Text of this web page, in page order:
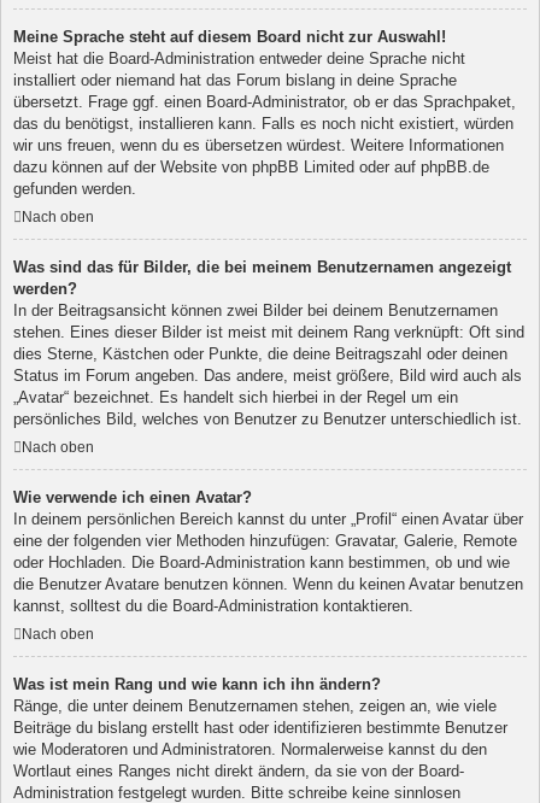
Meine Sprache steht auf diesem Board nicht zur Auswahl!
Meist hat die Board-Administration entweder deine Sprache nicht
installiert oder niemand hat das Forum bislang in deine Sprache
übersetzt. Frage ggf. einen Board-Administrator, ob er das Sprachpaket,
das du benötigst, installieren kann. Falls es noch nicht existiert, würden
wir uns freuen, wenn du es übersetzen würdest. Weitere Informationen
dazu können auf der Website von phpBB Limited oder auf phpBB.de
gefunden werden.
Nach oben
Was sind das für Bilder, die bei meinem Benutzernamen angezeigt
werden?
In der Beitragsansicht können zwei Bilder bei deinem Benutzernamen
stehen. Eines dieser Bilder ist meist mit deinem Rang verknüpft: Oft sind
dies Sterne, Kästchen oder Punkte, die deine Beitragszahl oder deinen
Status im Forum angeben. Das andere, meist größere, Bild wird auch als
„Avatar“ bezeichnet. Es handelt sich hierbei in der Regel um ein
persönliches Bild, welches von Benutzer zu Benutzer unterschiedlich ist.
Nach oben
Wie verwende ich einen Avatar?
In deinem persönlichen Bereich kannst du unter „Profil“ einen Avatar über
eine der folgenden vier Methoden hinzufügen: Gravatar, Galerie, Remote
oder Hochladen. Die Board-Administration kann bestimmen, ob und wie
die Benutzer Avatare benutzen können. Wenn du keinen Avatar benutzen
kannst, solltest du die Board-Administration kontaktieren.
Nach oben
Was ist mein Rang und wie kann ich ihn ändern?
Ränge, die unter deinem Benutzernamen stehen, zeigen an, wie viele
Beiträge du bislang erstellt hast oder identifizieren bestimmte Benutzer
wie Moderatoren und Administratoren. Normalerweise kannst du den
Wortlaut eines Ranges nicht direkt ändern, da sie von der Board-
Administration festgelegt wurden. Bitte schreibe keine sinnlosen